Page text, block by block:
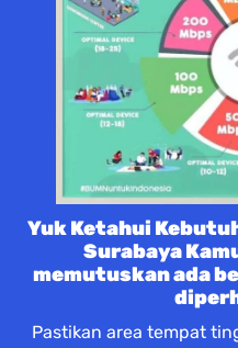
Yuk Ketahui
Surabaya
memutuskan ada
Pastikan area tempat